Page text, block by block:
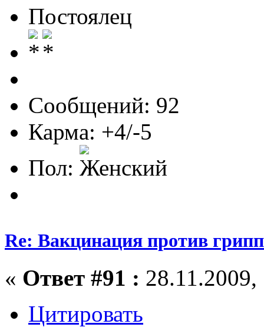
Постоялец
Сообщений: 92
Карма: +4/-5
Пол:
Re: Вакцинация против
« Ответ #91 :
Цитировать